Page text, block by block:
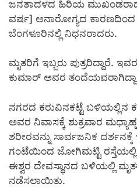
ಜನತಾದಳದ ಹಿರಿಯ ಮುಖಂಡರಾದ
ವರ್ಷ] ಅನಾರೋಗ್ಯದ ಕಾರಣದಿಂದ
ಬೆಂಗಳೂರಿನಲ್ಲಿ ನಿಧನರಾದರು.
ಮೃತರಿಗೆ ಇಬ್ಬರು ಪುತ್ರರಿದ್ದಾರೆ.
ಕುಮಾರ್ ಅವರ
ನಗರದ ಕರುವಿನಕಟ್ಟೆ ಬಳಿಯಲ್ಲಿನ
ಅವರ ನಿವಾಸಕ್ಕೆ ಶುಕ್ರವಾರ
ಶರೀರವನ್ನು ಸಾರ್ವಜನಿಕ
ಗಂಟೆಯಿಂದ ಜೋಗಿಮಟ್ಟಿ
ಈಶ್ವರ ದೇವಸ್ಥಾನದ ಬಳಿಯಲ್ಲಿ
ನಡೆಸಲಾಯಿತು.